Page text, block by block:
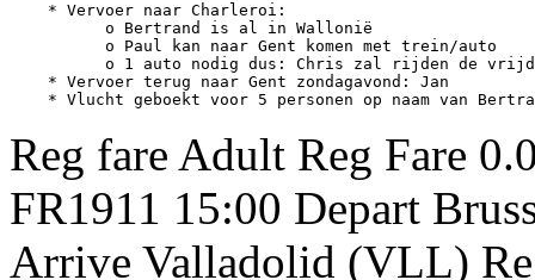
    * Vervoer naar Charleroi:
          o Bertrand is al in Wallonië
          o Paul kan naar Gent komen met trein/auto
o 1 auto nodig dus: Chris zal rijden de
    * Vervoer terug naar Gent zondagavond: Jan
Reg fare Adult Reg Fare
FR1911 15:00 Depart
Arrive Valladolid (VLL)